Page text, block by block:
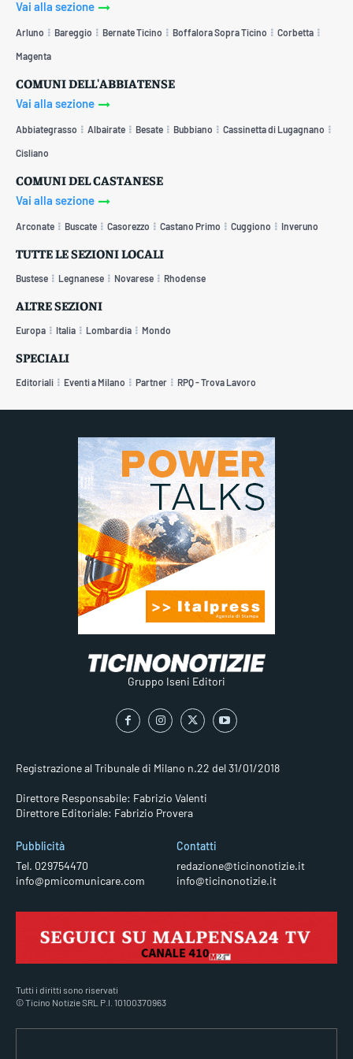
Vai alla sezione
Arluno Bareggio Bernate Ticino Boffalora Sopra Ticino Corbetta
Magenta
COMUNI DELL'ABBIATENSE
Vai alla sezione
Abbiategrasso Albairate Besate Bubbiano Cassinetta di Lugagnano
Cisliano
COMUNI DEL CASTANESE
Vai alla sezione
Arconate Buscate Casorezzo Castano Primo Cuggiono Inveruno
TUTTE LE SEZIONI LOCALI
Bustese Legnanese Novarese Rhodense
ALTRE SEZIONI
Europa Italia Lombardia Mondo
SPECIALI
Editoriali Eventi a Milano Partner RPQ - Trova Lavoro
Gruppo Iseni Editori
Registrazione al Tribunale di Milano n.22 del 31/01/2018
Direttore Responsabile: Fabrizio Valenti
Direttore Editoriale: Fabrizio Provera
Pubblicità
Tel. 029754470
info@pmicomunicare.com
Contatti
redazione@ticinonotizie.it
info@ticinonotizie.it
Tutti i diritti sono riservati
© Ticino Notizie SRL P.I. 10100370963